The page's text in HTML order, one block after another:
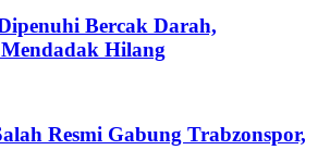
Bercak Darah,
Hilang
Resmi Gabung Trabzonspor,